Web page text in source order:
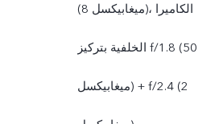
(8 ميغابيكسل)، الكاميرا
الخلفية بتركيز f/1.8 (50
ميغابيكسل) + f/2.4 (2